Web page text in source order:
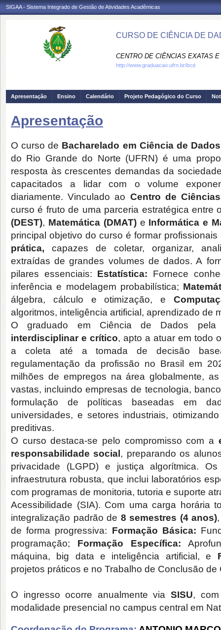
SIGAA - Sistema Integrado de Gestão de Atividades Acadêmicas
CURSO DE CIÊNCIA DE
CENTRO DE CIÊNCIAS EXATAS
http://www.graduacao.ufrn.br/bcd
Apresentação Ensino Calendário Projeto Pedagógico do Curso
Apresentação
O curso de Bacharelado em Ciência de
do Rio Grande do Norte (UFRN) é uma
resposta às crescentes demandas da
capacitados a lidar com o volume
diariamente.Vinculado ao Centro de
curso é fruto de uma parceria estratégica entre
(DEST), Matemática (DMAT)e Informática e
principal objetivo do curso é formar
prática, capazes de coletar, organizar,
extraídas de grandes volumes de dados. A
pilares essenciais: Estatística: Fornece
inferência e modelagem probabilística;
álgebra, cálculo e otimização, e
algoritmos, inteligência artificial, aprendizado de
O graduado em Ciência de Dados pela
interdisciplinar e crítico, apto a atuar em todo
a coleta até a tomada de decisão
regulamentação da profissão no Brasil em
milhões de empregos na área globalmente,
vastas, incluindo empresas de tecnologia,
formulação de políticas baseadas em
universidades, e setores industriais,
preditivas.
O curso destaca-se pelo compromisso com a
responsabilidade social, preparando os
privacidade (LGPD) e justiça algorítmica.
infraestrutura robusta, que inclui laboratórios
com programas de monitoria, tutoria e suporte
Acessibilidade (SIA). Com uma carga horária
integralização padrão de 8 semestres (4 anos)
de forma progressiva: Formação Básica:
programação; Formação Específica:
máquina, big data e inteligência artificial, e
projetos práticos e no Trabalho de Conclusão de
O ingresso ocorre anualmente via SISU,
modalidade presencial no campus central em